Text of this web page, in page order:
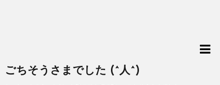
ごちそうさまでした (^人^)